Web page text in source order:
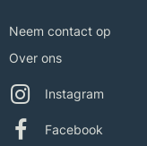
Neem contact op
Over ons
Instagram
Facebook